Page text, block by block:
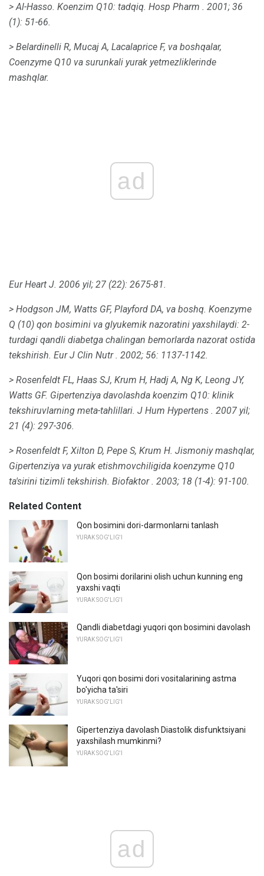
> Al-Hasso. Koenzim Q10: tadqiq. Hosp Pharm . 2001; 36
(1): 51-66.
> Belardinelli R, Mucaj A, Lacalaprice F, va boshqalar,
Coenzyme Q10 va surunkali yurak yetmezliklerinde
mashqlar.
ad
Eur Heart J. 2006 yil; 27 (22): 2675-81.
> Hodgson JM, Watts GF, Playford DA, va boshq. Koenzyme
Q (10) qon bosimini va glyukemik nazoratini yaxshilaydi: 2-
turdagi qandli diabetga chalingan bemorlarda nazorat ostida
tekshirish. Eur J Clin Nutr. 2002; 56: 1137-1142.
> Rosenfeldt FL, Haas SJ, Krum H, Hadj A, Ng K, Leong JY,
Watts GF. Gipertenziya davolashda koenzim Q10: klinik
tekshiruvlarning meta-tahlillari. J Hum Hypertens . 2007 yil;
21 (4): 297-306.
> Rosenfeldt F, Xilton D, Pepe S, Krum H. Jismoniy mashqlar,
Gipertenziya va yurak etishmovchiligida koenzyme Q10
ta'sirini tizimli tekshirish. Biofaktor. 2003; 18 (1-4): 91-100.
Related Content
Qon bosimini dori-darmonlarni tanlash
YURAK SOG'LIG'I
Qon bosimi dorilarini olish uchun kunning eng
yaxshi vaqti
YURAK SOG'LIG'I
Qandli diabetdagi yuqori qon bosimini davolash
YURAK SOG'LIG'I
Yuqori qon bosimi dori vositalarining astma
bo'yicha ta'siri
YURAK SOG'LIG'I
Gipertenziya davolash Diastolik disfunktsiyani
yaxshilash mumkinmi?
YURAK SOG'LIG'I
ad